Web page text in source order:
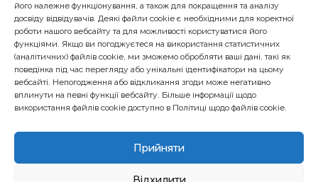
його належне функціонування, а також для покращення та аналізу
досвіду відвідувачів. Деякі файли cookie є необхідними для коректної
роботи нашого вебсайту та для можливості користуватися його
функціями. Якщо ви погоджуєтеся на використання статистичних
(аналітичних) файлів cookie, ми зможемо обробляти ваші дані, такі як
поведінка під час перегляду або унікальні ідентифікатори на цьому
вебсайті. Непогодження або відкликання згоди може негативно
вплинути на певні функції вебсайту. Більше інформації щодо
використання файлів cookie доступно в Політиці щодо файлів cookie.
Прийняти
Відхилити
Бізнес-центр “Ренесанс” 01601, Україна, Київ, вул.
Бульварно-Кудрявська, 24